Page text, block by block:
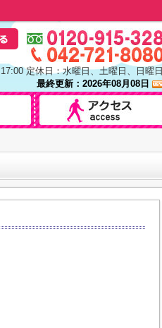
定休日：水曜日、土曜日、日曜日
最終更新：2026年08月08日